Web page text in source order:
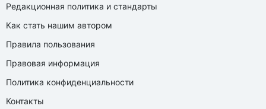
Редакционная политика и стандарты
Как стать нашим автором
Правила пользования
Правовая информация
Политика конфиденциальности
Контакты